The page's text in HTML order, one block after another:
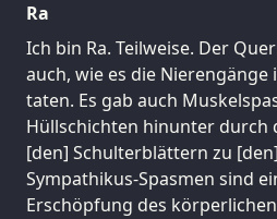
Ra
Ich bin Ra. Teilweise. Der
auch, wie es die
taten. Es gab auch
Hüllschichten hinunter durch
[den] Schulterblättern zu
Sympathikus-Spasmen sind
Erschöpfung des